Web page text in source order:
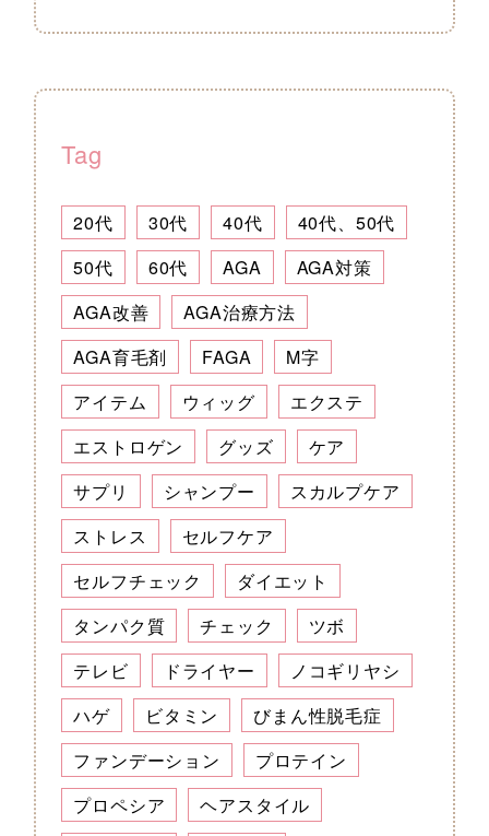
Tag
20代 30代 40代
40代、50代
50代
60代 AGA
AGA対策
AGA改善
AGA治療方法
AGA育毛剤
FAGA
M字
アイテム
ウィッグ
エクステ
エストロゲン
グッズ
ケア
サプリ
シャンプー
スカルプケア
ストレス
セルフケア
セルフチェック
ダイエット
タンパク質
チェック
ツボ
テレビ
ドライヤー
ノコギリヤシ
ハゲ
ビタミン
びまん性脱毛症
ファンデーション
プロテイン
プロペシア
ヘアスタイル